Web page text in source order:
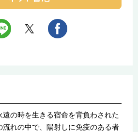
遠の時を生きる宿命を背負わされた
流れの中で、陽射しに免疫のある者